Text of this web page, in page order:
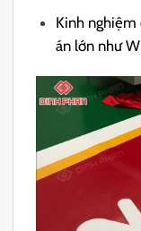
Kinh nghiệm
án lớn như